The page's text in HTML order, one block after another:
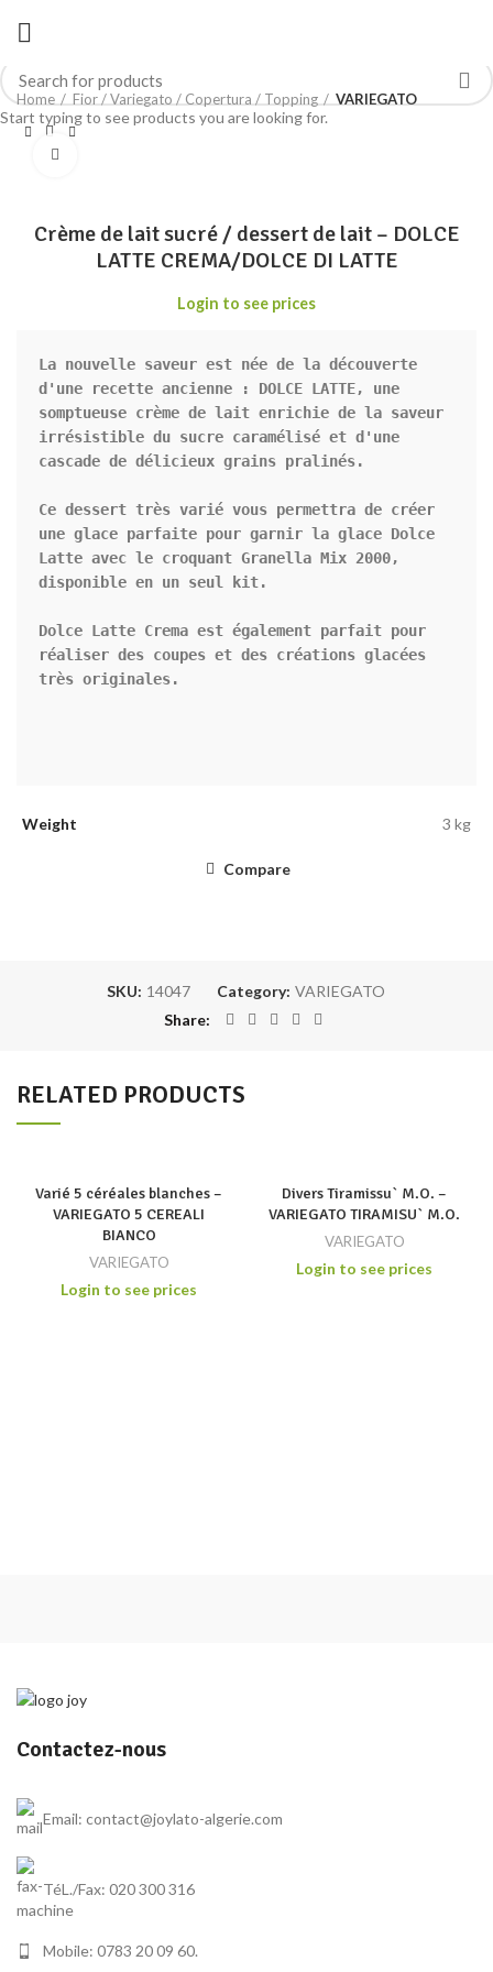
Home Fior / Variegato / Copertura / Topping VARIEGATO
Crème de lait sucré / dessert de lait – DOLCE
LATTE CREMA/DOLCE DI LATTE
Login to see prices
La nouvelle saveur est née de la découverte
d'une recette ancienne : DOLCE LATTE, une
somptueuse crème de lait enrichie de la saveur
irrésistible du sucre caramélisé et d'une
cascade de délicieux grains pralinés.
Ce dessert très varié vous permettra de créer
une glace parfaite pour garnir la glace Dolce
Latte avec le croquant Granella Mix 2000,
disponible en un seul kit.
Dolce Latte Crema est également parfait pour
réaliser des coupes et des créations glacées
très originales.
Weight 3 kg
Compare
SKU: 14047 Category: VARIEGATO
Share
RELATED PRODUCTS
Varié 5 céréales blanches –
VARIEGATO 5 CEREALI
BIANCO
VARIEGATO
Login to see prices
Divers Tiramissu` M.O. –
VARIEGATO TIRAMISU` M.O.
VARIEGATO
Login to see prices
Contactez-nous
Email: contact@joylato-algerie.com
TéL./Fax: 020 300 316
Mobile: 0783 20 09 60.
Start typing to see products you are looking for.